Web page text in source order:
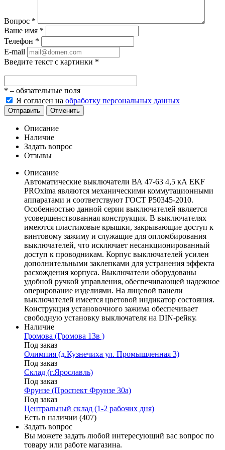
Вопрос *
Ваше имя *
Телефон *
E-mail
Введите текст с картинки *
* – обязательные поля
Я согласен на обработку персональных данных
Отправить Отменить
Описание
Наличие
Задать вопрос
Отзывы
Описание
Автоматические выключатели ВА 47-63 4,5 кА EKF
PROxima являются механическими коммутационными
аппаратами и соответствуют ГОСТ Р50345-2010.
Особенностью данной серии выключателей является
усовершенствованная конструкция. В выключателях
имеются пластиковые крышки, закрывающие доступ к
винтовому зажиму и служащие для опломбирования
выключателей, что исключает несанкционированный
доступ к проводникам. Корпус выключателей усилен
дополнительными заклепками для устранения эффекта
расхождения корпуса. Выключатели оборудованы
удобной ручкой управления, обеспечивающей надежное
оперирование изделиями. На лицевой панели
выключателей имеется цветовой индикатор состояния.
Конструкция установочного зажима обеспечивает
свободную установку выключателя на DIN-рейку.
Наличие
Громова (Громова 13в )
Под заказ
Олимпия (д.Кузнечиха ул. Промышленная 3)
Под заказ
Склад (г.Ярославль)
Под заказ
Фрунзе (Проспект Фрунзе 30а)
Под заказ
Центральный склад (1-2 рабочих дня)
Есть в наличии (407)
Задать вопрос
Вы можете задать любой интересующий вас вопрос по
товару или работе магазина.